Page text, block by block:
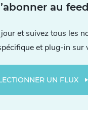
au
et suivez tous les
et plug-in sur
UN FLUX